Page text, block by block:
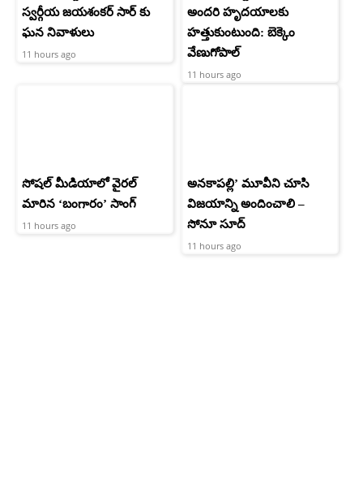
స్వర్గీయ జయశంకర్ సార్ కు
ఘన నివాళులు
11 hours ago
అందరి హృదయాలకు
హత్తుకుంటుంది: బెక్కెం
వేణుగోపాల్‌
11 hours ago
సోషల్ మీడియాలో వైరల్
మారిన ‘బంగారం’ సాంగ్
11 hours ago
అనకాపల్లి’ మూవీని చూసి
విజయాన్ని అందించాలి –
సోనూ సూద్
11 hours ago